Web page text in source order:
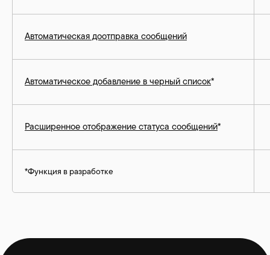
Автоматическая доотправка сообщений
Автоматическое добавление в черный список*
Расширенное отображение статуса сообщений*
*Функция в разработке